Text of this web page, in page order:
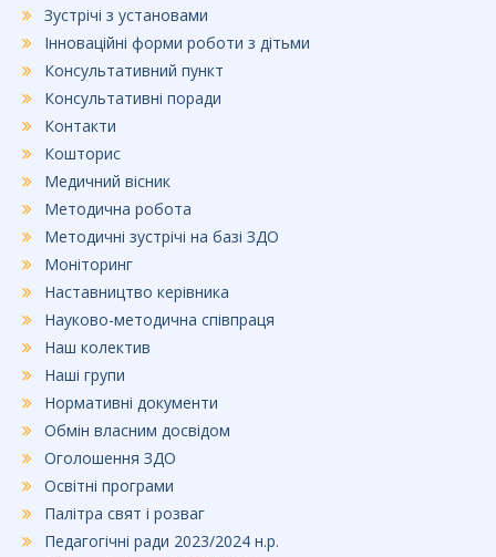
Зустрічі з установами
Інноваційні форми роботи з дітьми
Консультативний пункт
Консультативні поради
Контакти
Кошторис
Медичний вісник
Методична робота
Методичні зустрічі на базі ЗДО
Моніторинг
Наставництво керівника
Науково-методична співпраця
Наш колектив
Наші групи
Нормативні документи
Обмін власним досвідом
Оголошення ЗДО
Освітні програми
Палітра свят і розваг
Педагогічні ради 2023/2024 н.р.